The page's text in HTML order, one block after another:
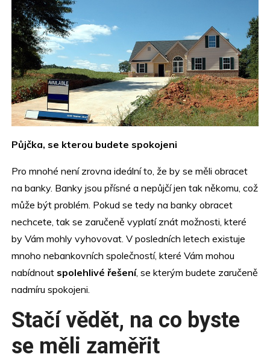
Půjčka, se kterou budete spokojeni
Pro mnohé není zrovna ideální to, že by se měli obracet
na banky. Banky jsou přísné a nepůjčí jen tak někomu, což
může být problém. Pokud se tedy na banky obracet
nechcete, tak se zaručeně vyplatí znát možnosti, které
by Vám mohly vyhovovat. V posledních letech existuje
mnoho nebankovních společností, které Vám mohou
nabídnout spolehlivé řešení, se kterým budete zaručeně
nadmíru spokojeni.
Stačí vědět, na co byste
se měli zaměřit